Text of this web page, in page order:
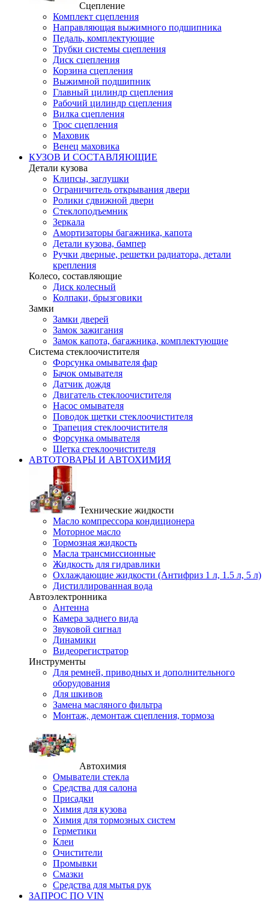
Сцепление
Комплект сцепления
Направляющая выжимного подшипника
Педаль, комплектующие
Трубки системы сцепления
Диск сцепления
Корзина сцепления
Выжимной подшипник
Главный цилиндр сцепления
Рабочий цилиндр сцепления
Вилка сцепления
Трос сцепления
Маховик
Венец маховика
КУЗОВ И СОСТАВЛЯЮЩИЕ
Детали кузова
Клипсы, заглушки
Ограничитель открывания двери
Ролики сдвижной двери
Стеклоподъемник
Зеркала
Амортизаторы багажника, капота
Детали кузова, бампер
Ручки дверные, решетки радиатора, детали
крепления
Колесо, составляющие
Диск колесный
Колпаки, брызговики
Замки
Замки дверей
Замок зажигания
Замок капота, багажника, комплектующие
Система стеклоочистителя
Форсунка омывателя фар
Бачок омывателя
Датчик дождя
Двигатель стеклоочистителя
Насос омывателя
Поводок щетки стеклоочистителя
Трапеция стеклоочистителя
Форсунка омывателя
Щетка стеклоочистителя
АВТОТОВАРЫ И АВТОХИМИЯ
Технические жидкости
Масло компрессора кондиционера
Моторное масло
Тормозная жидкость
Масла трансмиссионные
Жидкость для гидравлики
Охлаждающие жидкости (Антифриз 1 л, 1.5 л, 5 л)
Дистиллированная вода
Автоэлектронника
Антенна
Камера заднего вида
Звуковой сигнал
Динамики
Видеорегистратор
Инструменты
Для ремней, приводных и дополнительного
оборудования
Для шкивов
Замена масляного фильтра
Монтаж, демонтаж сцепления, тормоза
Автохимия
Омыватели стекла
Средства для салона
Присадки
Химия для кузова
Химия для тормозных систем
Герметики
Клеи
Очистители
Промывки
Смазки
Средства для мытья рук
ЗАПРОС ПО VIN